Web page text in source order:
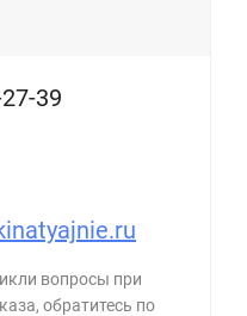
39
вопросы при
обратитесь по